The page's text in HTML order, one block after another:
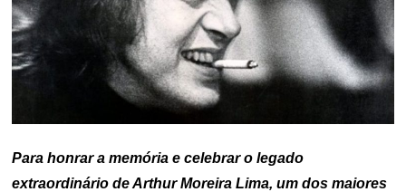
Para honrar a memória e celebrar o legado
extraordinário de Arthur Moreira Lima, um dos maiores